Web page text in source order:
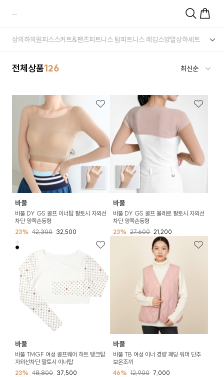
상의하의원피스스커트&팬츠피트니스 탑피트니스 레깅스양말상하세트
전체상품126
바풀
바풀 DY GS 골프 이너탑 팔토시 자외선
차단 양쪽손등형
23% 42,300 32,500
바풀
바풀 DY GS 골프 볼레로 팔토시 자외선
차단 양쪽손등형
23% 27,600 21,200
바풀
바풀 TMGF 여성 골프웨어 하트 탱크탑
자외선차단 팔토시 이너탑
23% 48,800 37,500
바풀
바풀 TB 여성 이너 경량 패딩 워머 단추
보온조끼
46% 12,900 7,000